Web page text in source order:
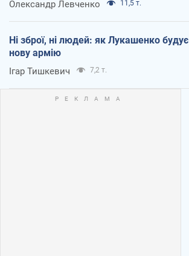
Олександр Левченко 11,5 т.
Ні зброї, ні людей: як Лукашенко будує
нову армію
Ігар Тишкевич 7,2 т.